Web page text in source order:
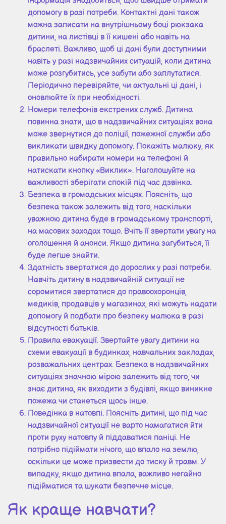
допомогу в разі потреби. Контактні дані також
можна записати на внутрішньому боці рюкзака
дитини, на листівці в її кишені або навіть на
браслеті. Важливо, щоб ці дані були доступними
навіть у разі надзвичайних ситуацій, коли дитина
може розгубитись, усе забути або заплутатися.
Періодично перевіряйте, чи актуальні ці дані, і
оновлюйте їх при необхідності.
Номери телефонів екстрених служб. Дитина
повинна знати, що в надзвичайних ситуаціях вона
може звернутися до поліції, пожежної служби або
викликати швидку допомогу. Покажіть малюку, як
правильно набирати номери на телефоні й
натискати кнопку «Виклик». Наголошуйте на
важливості зберігати спокій під час дзвінка.
Безпека в громадських місцях. Поясніть, що
безпека також залежить від того, наскільки
уважною дитина буде в громадському транспорті,
на масових заходах тощо. Вчіть її звертати увагу на
оголошення й анонси. Якщо дитина загубиться, її
буде легше знайти.
Здатність звертатися до дорослих у разі потреби.
Навчіть дитину в надзвичайній ситуації не
соромитися звертатися до правоохоронців,
медиків, продавців у магазинах, які можуть надати
допомогу й подбати про безпеку малюка в разі
відсутності батьків.
Правила евакуації. Звертайте увагу дитини на
схеми евакуації в будинках, навчальних закладах,
розважальних центрах. Безпека в надзвичайних
ситуаціях значною мірою залежить від того, чи
знає дитина, як виходити з будівлі, якщо виникне
пожежа чи станеться щось інше.
Поведінка в натовпі. Поясніть дитині, що під час
надзвичайної ситуації не варто намагатися йти
проти руху натовпу й піддаватися паніці. Не
потрібно підіймати нічого, що впало на землю,
оскільки це може призвести до тиску й травм. У
випадку, якщо дитина впала, важливо негайно
підійматися та шукати безпечне місце.
Як краще навчати?